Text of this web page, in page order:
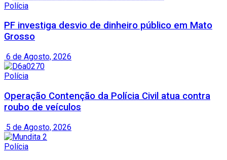
Polícia
PF investiga desvio de dinheiro público em Mato
Grosso
6 de Agosto, 2026
Polícia
Operação Contenção da Polícia Civil atua contra
roubo de veículos
5 de Agosto, 2026
Polícia